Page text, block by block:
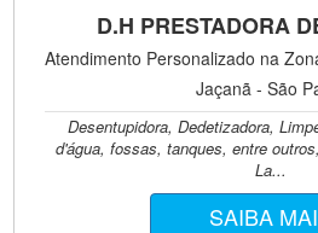
D.H PRESTADORA
Atendimento Personalizado na
Jaçanã - São
Desentupidora, Dedetizadora,
d'água, fossas, tanques, entre
La...
SAIBA